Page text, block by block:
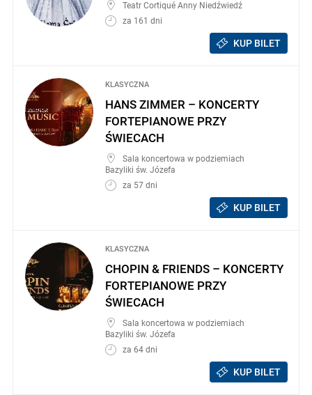
Teatr Cortiqué Anny Niedźwiedź
za 161 dni
KUP BILET
KLASYCZNA
HANS ZIMMER – KONCERTY
FORTEPIANOWE PRZY
ŚWIECACH
Sala koncertowa w podziemiach
Bazyliki św. Józefa
za 57 dni
KUP BILET
KLASYCZNA
CHOPIN & FRIENDS – KONCERTY
FORTEPIANOWE PRZY
ŚWIECACH
Sala koncertowa w podziemiach
Bazyliki św. Józefa
za 64 dni
KUP BILET